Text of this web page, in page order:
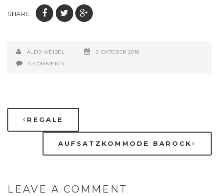
SHARE:
ALDO WEIBEL
3. OKTOBER 2018
0 COMMENTS
REGALE
AUFSATZKOMMODE BAROCK
LEAVE A COMMENT